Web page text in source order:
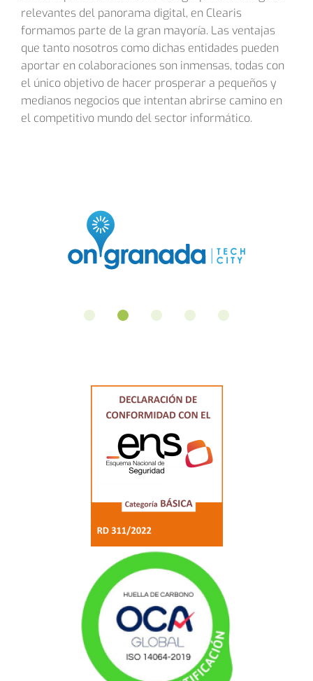
relevantes del panorama digital, en Clearis
formamos parte de la gran mayoría. Las ventajas
que tanto nosotros como dichas entidades pueden
aportar en colaboraciones son inmensas, todas con
el único objetivo de hacer prosperar a pequeños y
medianos negocios que intentan abrirse camino en
el competitivo mundo del sector informático.